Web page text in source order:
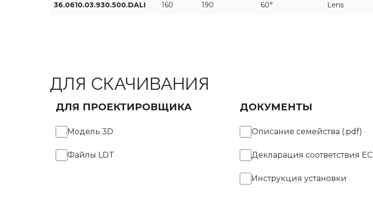
36.0610.03.930.500.DALI 160 190 60° Lens
ДЛЯ СКАЧИВАНИЯ
ДЛЯ ПРОЕКТИРОВЩИКА
Модель 3D
Файлы LDT
ДОКУМЕНТЫ
Описание семейства (.pdf)
Декларация соответствия EC
Инструкция установки